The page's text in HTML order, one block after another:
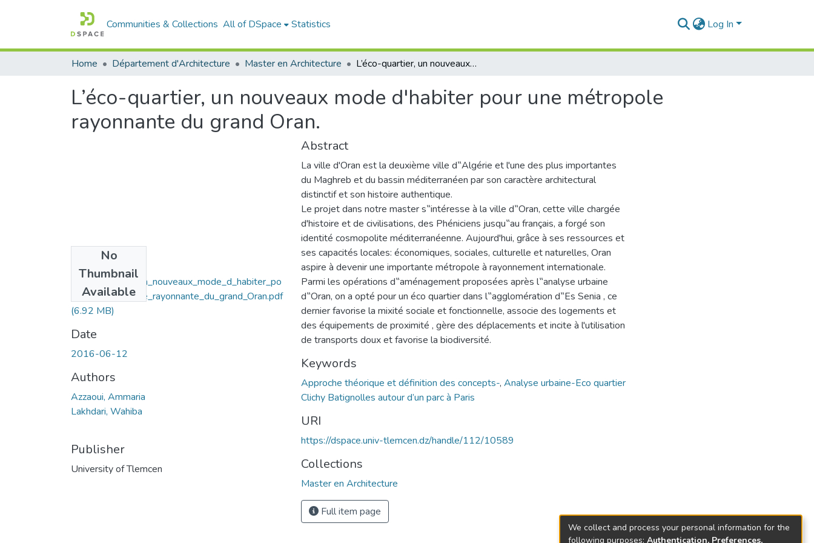
Communities & Collections All of DSpace Statistics Log In
Home Département d'Architecture Master en Architecture L’éco-quartier, un nouveaux mode d'habiter pour une métropole rayonnante du grand Oran.
L’éco-quartier, un nouveaux mode d'habiter pour une métropole
rayonnante du grand Oran.
No
Thumbnail
Available
L_eco_quartier_un_nouveaux_mode_d_habiter_po
ur_une_metropole_rayonnante_du_grand_Oran.pdf
(6.92 MB)
Date
2016-06-12
Authors
Azzaoui, Ammaria
Lakhdari, Wahiba
Publisher
University of Tlemcen
Abstract
La ville d'Oran est la deuxième ville d‟Algérie et l'une des plus importantes
du Maghreb et du bassin méditerranéen par son caractère architectural
distinctif et son histoire authentique.
Le projet dans notre master s‟intéresse à la ville d‟Oran, cette ville chargée
d'histoire et de civilisations, des Phéniciens jusqu‟au français, a forgé son
identité cosmopolite méditerranéenne. Aujourd'hui, grâce à ses ressources et
ses capacités locales: économiques, sociales, culturelle et naturelles, Oran
aspire à devenir une importante métropole à rayonnement internationale.
Parmi les opérations d‟aménagement proposées après l‟analyse urbaine
d‟Oran, on a opté pour un éco quartier dans l‟agglomération d‟Es Senia , ce
dernier favorise la mixité sociale et fonctionnelle, associe des logements et
des équipements de proximité , gère des déplacements et incite à l'utilisation
de transports doux et favorise la biodiversité.
Keywords
Approche théorique et définition des concepts-, Analyse urbaine-Eco quartier
Clichy Batignolles autour d’un parc à Paris
URI
https://dspace.univ-tlemcen.dz/handle/112/10589
Collections
Master en Architecture
Full item page
We collect and process your personal information for the
following purposes: Authentication, Preferences,